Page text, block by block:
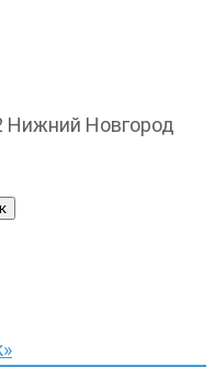
Нижний Новгород